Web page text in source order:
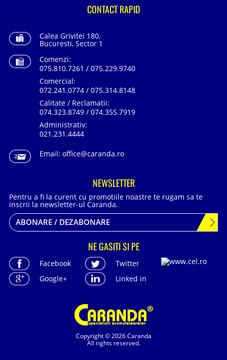
Copyright © 2026 Caranda
All rights reserved.
CONTACT RAPID
Calea Grivitei 180,
Bucuresti, Sector 1
Comenzi:
075.810.7261 / 075.229.9740
Comercial:
072.241.0774 / 075.314.8148
Calitate / Reclamatii:
074.323.8749 / 074.355.7919
Administrativ:
021.231.4444
Email: office@caranda.ro
NEWSLETTER
Pentru a fi la curent cu promotiile noastre te rugam sa te
inscrii la newsletter-ul Caranda.
ABONARE / DEZABONARE
NE GASITI SI PE
Facebook
Twitter
Google+
Linked in